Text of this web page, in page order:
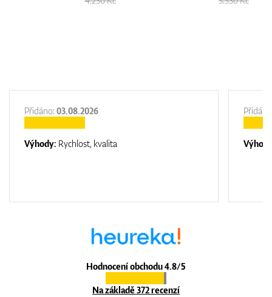
Hodnocení obchodu 4.8/5
Na základě 372 recenzí
Přidáno: 03.08.2026
Výhody: Rychlost, kvalita